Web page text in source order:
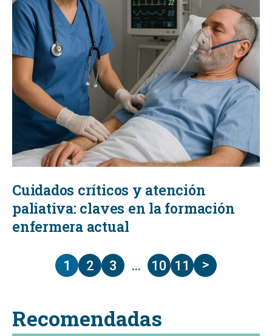
Cuidados críticos y atención
paliativa: claves en la formación
enfermera actual
1 2 3 … 10 11 >
Recomendadas